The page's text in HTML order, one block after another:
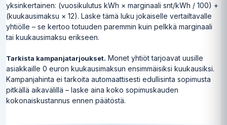
yksinkertainen: (vuosikulutus kWh × marginaali snt/kWh / 100) +
(kuukausimaksu × 12). Laske tämä luku jokaiselle vertailtavalle
yhtiölle – se kertoo totuuden paremmin kuin pelkkä marginaali
tai kuukausimaksu erikseen.
Tarkista kampanjatarjoukset. Monet yhtiöt tarjoavat uusille
asiakkaille 0 euron kuukausimaksun ensimmäisiksi kuukausiksi.
Kampanjahinta ei tarkoita automaattisesti edullisinta sopimusta
pitkällä aikavälillä – laske aina koko sopimuskauden
kokonaiskustannus ennen päätöstä.